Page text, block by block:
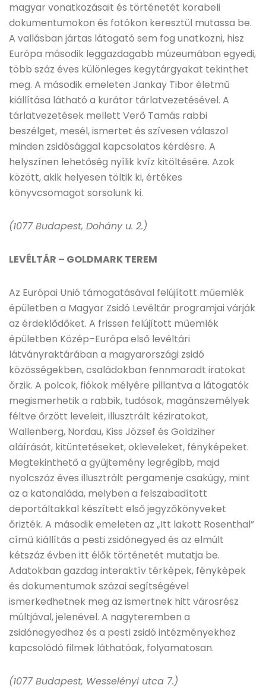
magyar vonatkozásait és történetét korabeli
dokumentumokon és fotókon keresztül mutassa be.
A vallásban jártas látogató sem fog unatkozni, hisz
Európa második leggazdagabb múzeumában egyedi,
több száz éves különleges kegytárgyakat tekinthet
meg. A második emeleten Jankay Tibor életmű
kiállítása látható a kurátor tárlatvezetésével. A
tárlatvezetések mellett Verő Tamás rabbi
beszélget, mesél, ismertet és szívesen válaszol
minden zsidósággal kapcsolatos kérdésre. A
helyszínen lehetőség nyílik kvíz kitöltésére. Azok
között, akik helyesen töltik ki, értékes
könyvcsomagot sorsolunk ki.
(1077 Budapest, Dohány u. 2.)
LEVÉLTÁR – GOLDMARK TEREM
Az Európai Unió támogatásával felújított műemlék
épületben a Magyar Zsidó Levéltár programjai várják
az érdeklődőket. A frissen felújított műemlék
épületben Közép–Európa első levéltári
látványraktárában a magyarországi zsidó
közösségekben, családokban fennmaradt iratokat
őrzik. A polcok, fiókok mélyére pillantva a látogatók
megismerhetik a rabbik, tudósok, magánszemélyek
féltve őrzött leveleit, illusztrált kéziratokat,
Wallenberg, Nordau, Kiss József és Goldziher
aláírását, kitüntetéseket, okleveleket, fényképeket.
Megtekinthető a gyűjtemény legrégibb, majd
nyolcszáz éves illusztrált pergamenje csakúgy, mint
az a katonaláda, melyben a felszabadított
deportáltakkal készített első jegyzőkönyveket
őrizték. A második emeleten az „Itt lakott Rosenthal”
című kiállítás a pesti zsidónegyed és az elmúlt
kétszáz évben itt élők történetét mutatja be.
Adatokban gazdag interaktív térképek, fényképek
és dokumentumok százai segítségével
ismerkedhetnek meg az ismertnek hitt városrész
múltjával, jelenével. A nagyteremben a
zsidónegyedhez és a pesti zsidó intézményekhez
kapcsolódó filmek láthatóak, folyamatosan.
(1077 Budapest, Wesselényi utca 7.)